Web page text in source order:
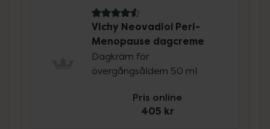
4.6 av 5 i omdöme
Vichy Neovadiol Peri-
Menopause dagcreme
Dagkräm för
övergångsåldern 50 ml
Pris online
405 kr